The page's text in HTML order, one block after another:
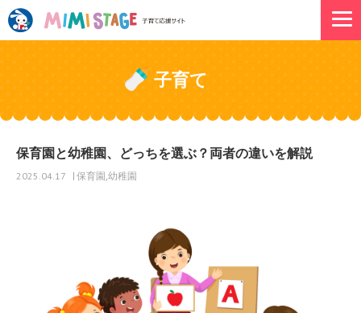
子育て
保育園と幼稚園、どっちを選ぶ？両者の違いを解説
2025.04.17 保育園 幼稚園